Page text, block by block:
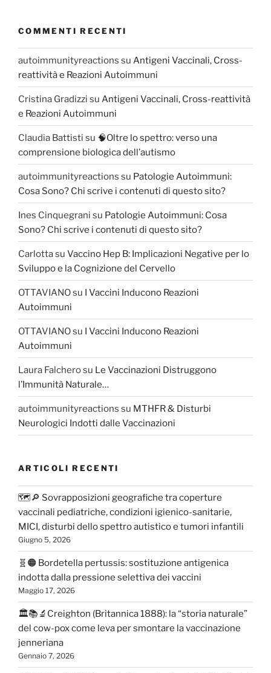
COMMENTI RECENTI
autoimmunityreactions su Antigeni Vaccinali, Cross-
reattività e Reazioni Autoimmuni
Cristina Gradizzi su Antigeni Vaccinali, Cross-reattività
e Reazioni Autoimmuni
Claudia Battisti su 🧠Oltre lo spettro: verso una
comprensione biologica dell’autismo
autoimmunityreactions su Patologie Autoimmuni:
Cosa Sono? Chi scrive i contenuti di questo sito?
Ines Cinquegrani su Patologie Autoimmuni: Cosa
Sono? Chi scrive i contenuti di questo sito?
Carlottasu Vaccino Hep B: Implicazioni Negative per lo
Sviluppo e la Cognizione del Cervello
OTTAVIANOsu I Vaccini Inducono Reazioni
Autoimmuni
OTTAVIANOsu I Vaccini Inducono Reazioni
Autoimmuni
Laura Falcherosu Le Vaccinazioni Distruggono
l’Immunità Naturale…
autoimmunityreactions su MTHFR & Disturbi
Neurologici Indotti dalle Vaccinazioni
ARTICOLI RECENTI
🗺️🔎 Sovrapposizioni geografiche tra coperture
vaccinali pediatriche, condizioni igienico-sanitarie,
MICI, disturbi dello spettro autistico e tumori infantili
Giugno 5, 2026
🧬🟠 Bordetella pertussis: sostituzione antigenica
indotta dalla pressione selettiva dei vaccini
Maggio 17, 2026
🏛️📚🔬Creighton (Britannica 1888): la “storia naturale”
del cow-pox come leva per smontare la vaccinazione
jenneriana
Gennaio 7, 2026